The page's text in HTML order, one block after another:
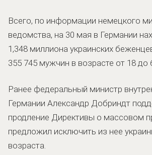
Всего, по информации немецкого
ведомства, на 30 мая в Германии
1,348 миллиона украинских
355 745 мужчин в возрасте от 18 до
Ранее федеральный министр
Германии Александр Добриндт
продление Директивы о массовом
предложил исключить из нее
возраста.